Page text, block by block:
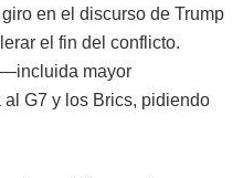
en el discurso de Trump
el fin del conflicto.
—incluida mayor
G7 y los Brics, pidiendo